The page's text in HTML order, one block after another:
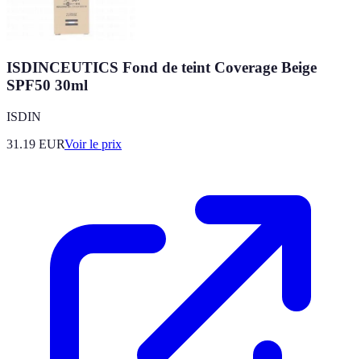
ISDINCEUTICS Fond de teint Coverage Beige
SPF50 30ml
ISDIN
31.19 EURVoir le prix